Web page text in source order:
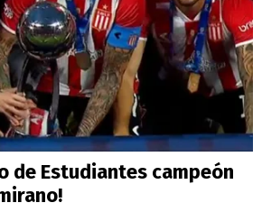
de Estudiantes campeón